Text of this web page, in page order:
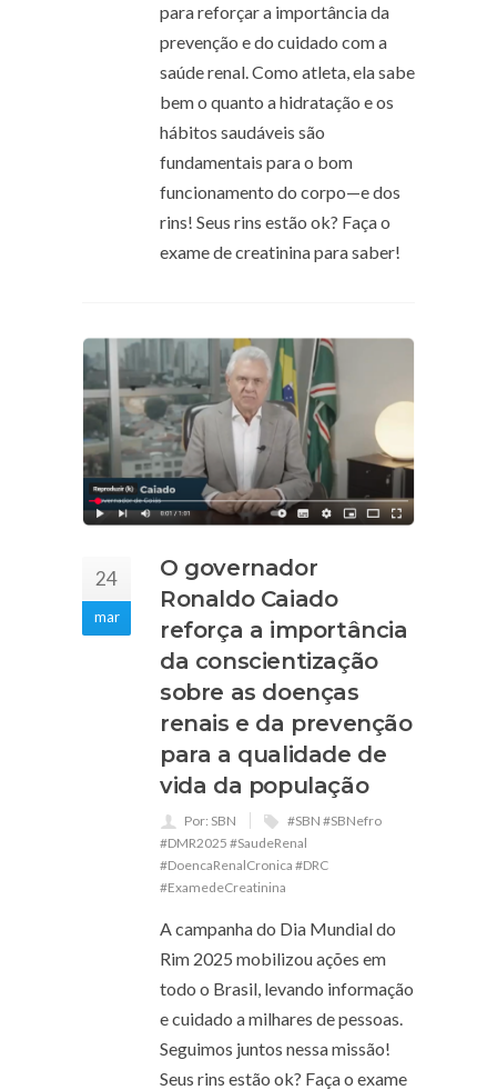
para reforçar a importância da
prevenção e do cuidado com a
saúde renal. Como atleta, ela sabe
bem o quanto a hidratação e os
hábitos saudáveis são
fundamentais para o bom
funcionamento do corpo—e dos
rins! Seus rins estão ok? Faça o
exame de creatinina para saber!
24
mar
O governador
Ronaldo Caiado
reforça a importância
da conscientização
sobre as doenças
renais e da prevenção
para a qualidade de
vida da população
Por: SBN
#SBN #SBNefro
#DMR2025 #SaudeRenal
#DoencaRenalCronica #DRC
#ExamedeCreatinina
A campanha do Dia Mundial do
Rim 2025 mobilizou ações em
todo o Brasil, levando informação
e cuidado a milhares de pessoas.
Seguimos juntos nessa missão!
Seus rins estão ok? Faça o exame